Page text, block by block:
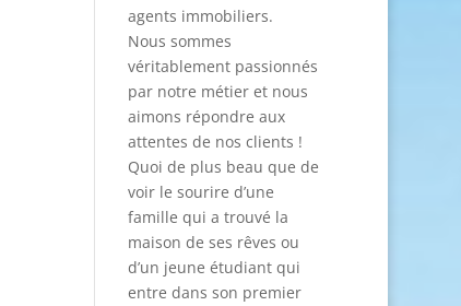
agents immobiliers.
Nous sommes
véritablement passionnés
par notre métier et nous
aimons répondre aux
attentes de nos clients !
Quoi de plus beau que de
voir le sourire d’une
famille qui a trouvé la
maison de ses rêves ou
d’un jeune étudiant qui
entre dans son premier